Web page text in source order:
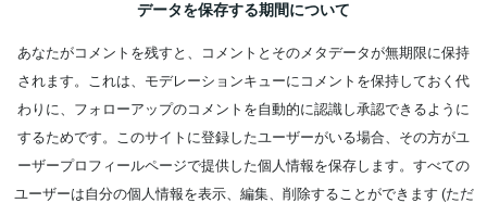
データを保存する期間について
あなたがコメントを残すと、コメントとそのメタデータが無期限に保持
されます。これは、モデレーションキューにコメントを保持しておく代
わりに、フォローアップのコメントを自動的に認識し承認できるように
するためです。このサイトに登録したユーザーがいる場合、その方がユ
ーザープロフィールページで提供した個人情報を保存します。すべての
ユーザーは自分の個人情報を表示、編集、削除することができます (ただ